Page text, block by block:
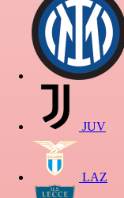
JUV
LAZ